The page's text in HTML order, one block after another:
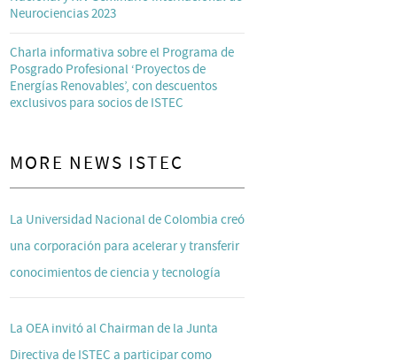
Neurociencias 2023
Charla informativa sobre el Programa de
Posgrado Profesional ‘Proyectos de
Energías Renovables’, con descuentos
exclusivos para socios de ISTEC
MORE NEWS ISTEC
La Universidad Nacional de Colombia creó
una corporación para acelerar y transferir
conocimientos de ciencia y tecnología
La OEA invitó al Chairman de la Junta
Directiva de ISTEC a participar como